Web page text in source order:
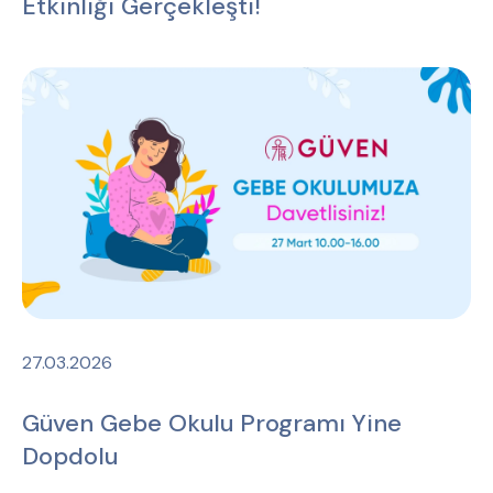
27.03.2026
Güven Gebe Okulu Programı Yine
Dopdolu